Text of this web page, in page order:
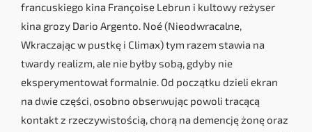
francuskiego kina Françoise Lebrun i kultowy reżyser
kina grozy Dario Argento. Noé (Nieodwracalne,
Wkraczając w pustkę i Climax) tym razem stawia na
twardy realizm, ale nie byłby sobą, gdyby nie
eksperymentował formalnie. Od początku dzieli ekran
na dwie części, osobno obserwując powoli tracącą
kontakt z rzeczywistością, chorą na demencję żonę oraz